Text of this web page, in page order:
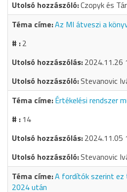
Czopyk és
Az MI átveszi a
2
2024.11.26
Stevanovic
Értékelési rendszer
14
2024.11.05
Stevanovic
A fordítók szerint ez
2024 után